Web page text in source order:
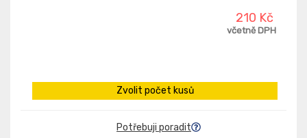
210 Kč
včetně DPH
Zvolit počet kusů
Potřebuji poradit